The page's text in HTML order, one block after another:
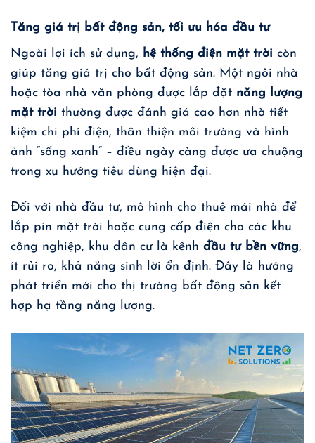
Tăng giá trị bất động sản, tối ưu hóa đầu tư
Ngoài lợi ích sử dụng, hệ thống điện mặt trời còn
giúp tăng giá trị cho bất động sản. Một ngôi nhà
hoặc tòa nhà văn phòng được lắp đặt năng lượng
mặt trời thường được đánh giá cao hơn nhờ tiết
kiệm chi phí điện, thân thiện môi trường và hình
ảnh “sống xanh” – điều ngày càng được ưa chuộng
trong xu hướng tiêu dùng hiện đại.
Đối với nhà đầu tư, mô hình cho thuê mái nhà để
lắp pin mặt trời hoặc cung cấp điện cho các khu
công nghiệp, khu dân cư là kênh đầu tư bền vững,
ít rủi ro, khả năng sinh lời ổn định. Đây là hướng
phát triển mới cho thị trường bất động sản kết
hợp hạ tầng năng lượng.